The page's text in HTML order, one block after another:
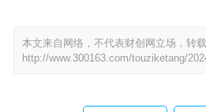
本文来自网络，不代表财创网立场，转
http://www.300163.com/touziketang/